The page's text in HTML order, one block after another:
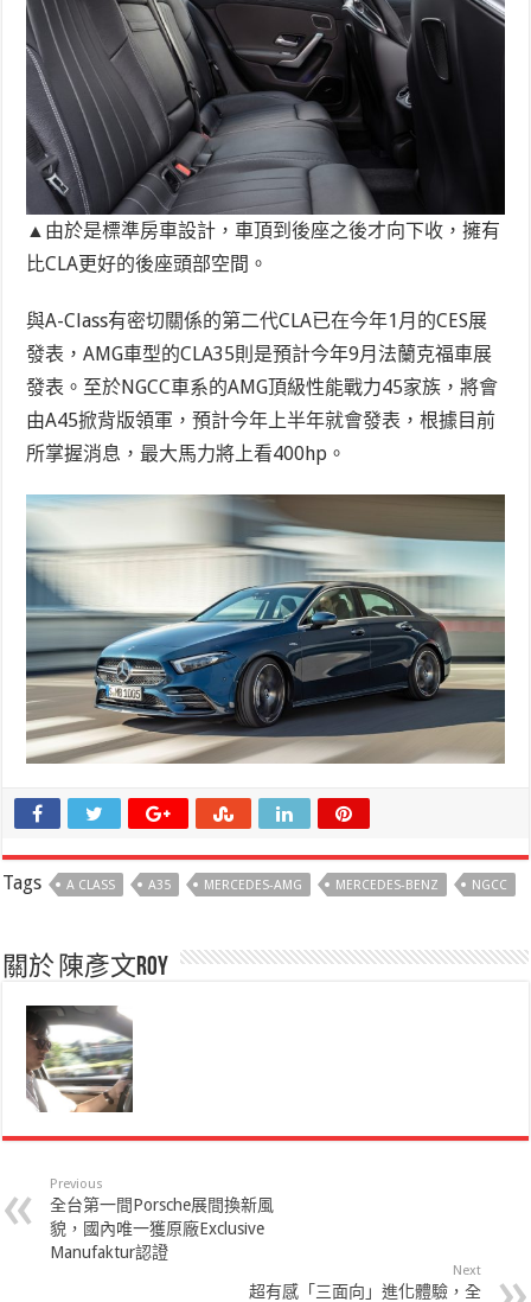
▲由於是標準房車設計，車頂到後座之後才向下收，擁有
比CLA更好的後座頭部空間。
與A-Class有密切關係的第二代CLA已在今年1月的CES展
發表，AMG車型的CLA35則是預計今年9月法蘭克福車展
發表。至於NGCC車系的AMG頂級性能戰力45家族，將會
由A45掀背版領軍，預計今年上半年就會發表，根據目前
所掌握消息，最大馬力將上看400hp。
Tags A CLASS A35 MERCEDES-AMG MERCEDES-BENZ NGCC
關於 陳彥文Roy
Previous
全台第一間Porsche展間換新風
貌，國內唯一獲原廠Exclusive
Manufaktur認證
Next
超有感「三面向」進化體驗，全